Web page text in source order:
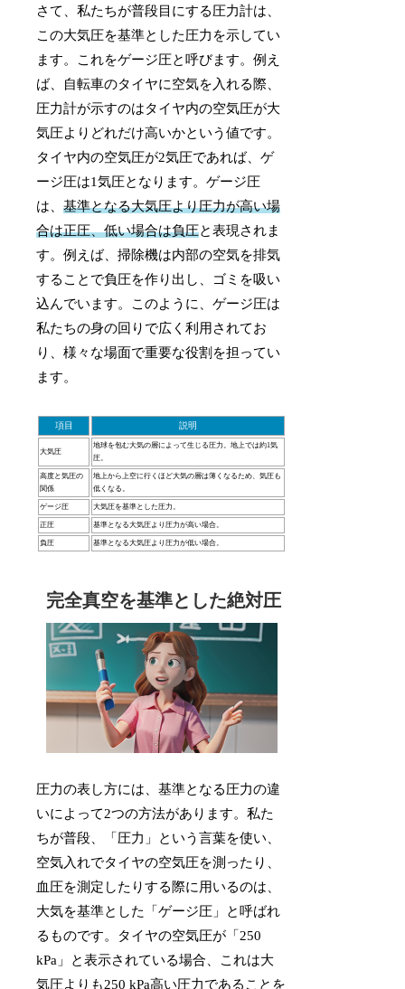
さて、私たちが普段目にする圧力計は、
この大気圧を基準とした圧力を示してい
ます。これをゲージ圧と呼びます。例え
ば、自転車のタイヤに空気を入れる際、
圧力計が示すのはタイヤ内の空気圧が大
気圧よりどれだけ高いかという値です。
タイヤ内の空気圧が2気圧であれば、ゲ
ージ圧は1気圧となります。ゲージ圧
は、基準となる大気圧より圧力が高い場
合は正圧、低い場合は負圧と表現されま
す。例えば、掃除機は内部の空気を排気
することで負圧を作り出し、ゴミを吸い
込んでいます。このように、ゲージ圧は
私たちの身の回りで広く利用されてお
り、様々な場面で重要な役割を担ってい
ます。
項目 説明
大気圧
地球を包む大気の層によって生じる圧力。地上では約1気
圧。
高度と気圧の
関係
地上から上空に行くほど大気の層は薄くなるため、気圧も
低くなる。
ゲージ圧 大気圧を基準とした圧力。
正圧 基準となる大気圧より圧力が高い場合。
負圧 基準となる大気圧より圧力が低い場合。
完全真空を基準とした絶対圧
圧力の表し方には、基準となる圧力の違
いによって2つの方法があります。私た
ちが普段、「圧力」という言葉を使い、
空気入れでタイヤの空気圧を測ったり、
血圧を測定したりする際に用いるのは、
大気を基準とした「ゲージ圧」と呼ばれ
るものです。タイヤの空気圧が「250
kPa」と表示されている場合、これは大
気圧よりも250 kPa高い圧力であることを